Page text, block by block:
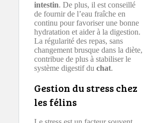
intestin. De plus, il est conseillé
de fournir de l’eau fraîche en
continu pour favoriser une bonne
hydratation et aider à la digestion.
La régularité des repas, sans
changement brusque dans la diète,
contribue de plus à stabiliser le
système digestif du chat.
Gestion du stress chez
les félins